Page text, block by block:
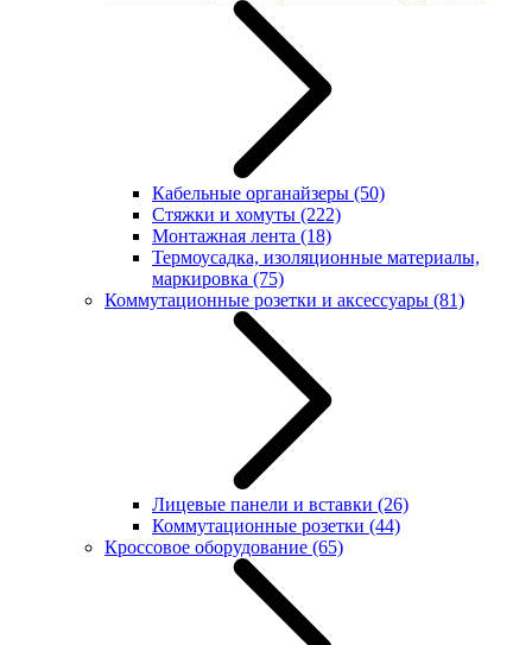
Кабельные органайзеры (50)
Стяжки и хомуты (222)
Монтажная лента (18)
Термоусадка, изоляционные материалы,
маркировка (75)
Коммутационные розетки и аксессуары (81)
Лицевые панели и вставки (26)
Коммутационные розетки (44)
Кроссовое оборудование (65)